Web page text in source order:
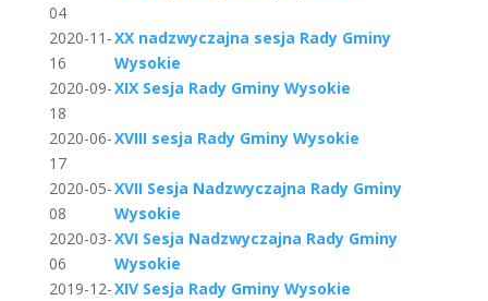
04
2020-11-
16
XX nadzwyczajna sesja Rady Gminy
Wysokie
2020-09-
18
XIX Sesja Rady Gminy Wysokie
2020-06-
17
XVIII sesja Rady Gminy Wysokie
2020-05-
08
XVII Sesja Nadzwyczajna Rady Gminy
Wysokie
2020-03-
06
XVI Sesja Nadzwyczajna Rady Gminy
Wysokie
2019-12-XIV Sesja Rady Gminy Wysokie